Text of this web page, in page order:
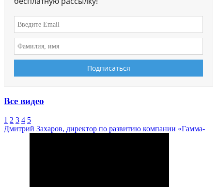
Все видео
1 2 3 4 5
Дмитрий Захаров, директор по развитию компании «Гамма-